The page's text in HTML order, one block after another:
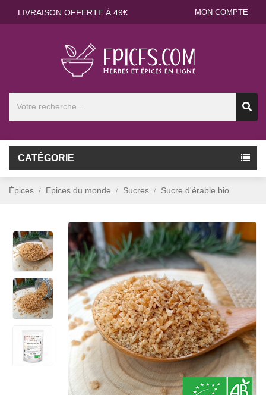
LIVRAISON OFFERTE À 49€ MON COMPTE
CATÉGORIE
Épices Epices du monde Sucres Sucre d'érable bio